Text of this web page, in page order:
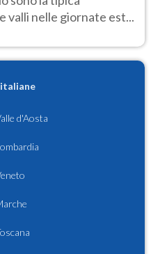
valli nelle giornate est...
d'Aosta